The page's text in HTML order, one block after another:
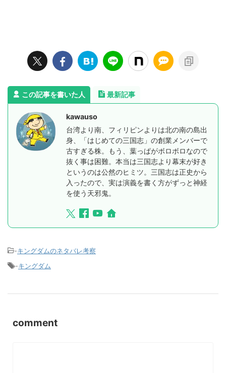
この記事を書いた人 最新記事
kawauso
台湾より南、フィリピンよりは北の南の島出
身、「はじめての三国志」の創業メンバーで
古すぎる株。もう、葉っぱがボロボロなので
抜く事は困難。本当は三国志より幕末が好き
というのは公然のヒミツ。三国志は正史から
入ったので、実は演義を書く方がずっと神経
を使う天邪鬼。
-キングダムのネタバレ考察
-キングダム
comment